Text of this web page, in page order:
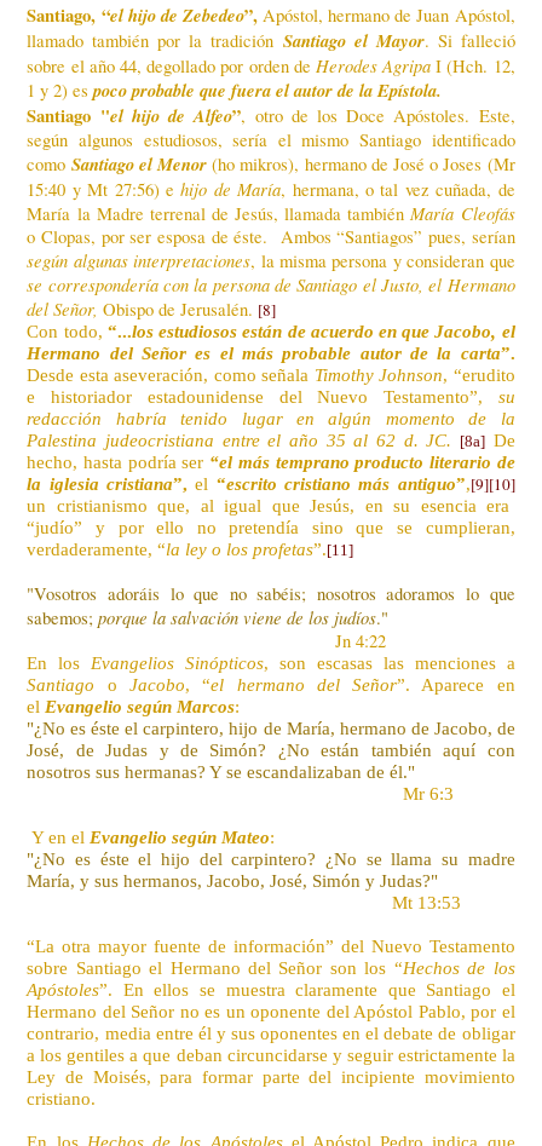
Santiago, “el hijo de Zebedeo”, Apóstol, hermano de Juan Apóstol,
llamado también por la tradición Santiago el Mayor. Si falleció
sobre el año 44, degollado por orden de Herodes Agripa I (Hch. 12,
1 y 2) espoco probable que fuera el autor de la Epístola.
Santiago "el hijo de Alfeo”, otro de los Doce Apóstoles. Este,
según algunos estudiosos, sería el mismo Santiago identificado
como Santiago el Menor (ho mikros), hermano de José o Joses (Mr
15:40 y Mt 27:56) ehijo de María, hermana, o tal vez cuñada, de
María la Madre terrenal de Jesús, llamada también María Cleofás
o Clopas, por ser esposa de éste. Ambos “Santiagos” pues, serían
según algunas interpretaciones, la misma persona y consideran que
se correspondería con la persona de Santiago el Justo, el Hermano
del Señor, Obispo de Jerusalén. [8]
Con todo, “...los estudiosos están de acuerdo en que Jacobo, el
Hermano del Señor es el más probable autor de la carta”.
Desde esta aseveración, como señala Timothy Johnson, “erudito
e historiador estadounidense del Nuevo Testamento”, su
redacción habría tenido lugar en algún momento de la
Palestina judeocristiana entre el año 35 al 62 d. JC. [8a]De
hecho, hasta podría ser “el más temprano producto literario de
la iglesia cristiana”, el “escrito cristiano más antiguo”,[9][10]
un cristianismo que, al igual que Jesús, en su esencia era
“judío” y por ello no pretendía sino que se cumplieran,
verdaderamente, “la ley o los profetas”.[11]
"Vosotros adoráis lo que no sabéis; nosotros adoramos lo que
sabemos;porque la salvación viene de los judíos."
Jn 4:22
En los Evangelios Sinópticos, son escasas las menciones a
Santiago o Jacobo, “el hermano del Señor”. Aparece en
el Evangelio según Marcos:
"¿No es éste el carpintero, hijo de María, hermano de Jacobo, de
José, de Judas y de Simón? ¿No están también aquí con
nosotros sus hermanas? Y se escandalizaban de él."
Mr 6:3
Y en el Evangelio según Mateo:
"¿No es éste el hijo del carpintero? ¿No se llama su madre
María, y sus hermanos, Jacobo, José, Simón y Judas?"
Mt 13:53
“La otra mayor fuente de información” del Nuevo Testamento
sobre Santiago el Hermano del Señor son los “Hechos de los
Apóstoles”. En ellos se muestra claramente que Santiago el
Hermano del Señor no es un oponente del Apóstol Pablo, por el
contrario, media entre él y sus oponentes en el debate de obligar
a los gentiles a que deban circuncidarse y seguir estrictamente la
Ley de Moisés, para formar parte del incipiente movimiento
cristiano.
En los Hechos de los Apóstolesel Apóstol Pedro indica que